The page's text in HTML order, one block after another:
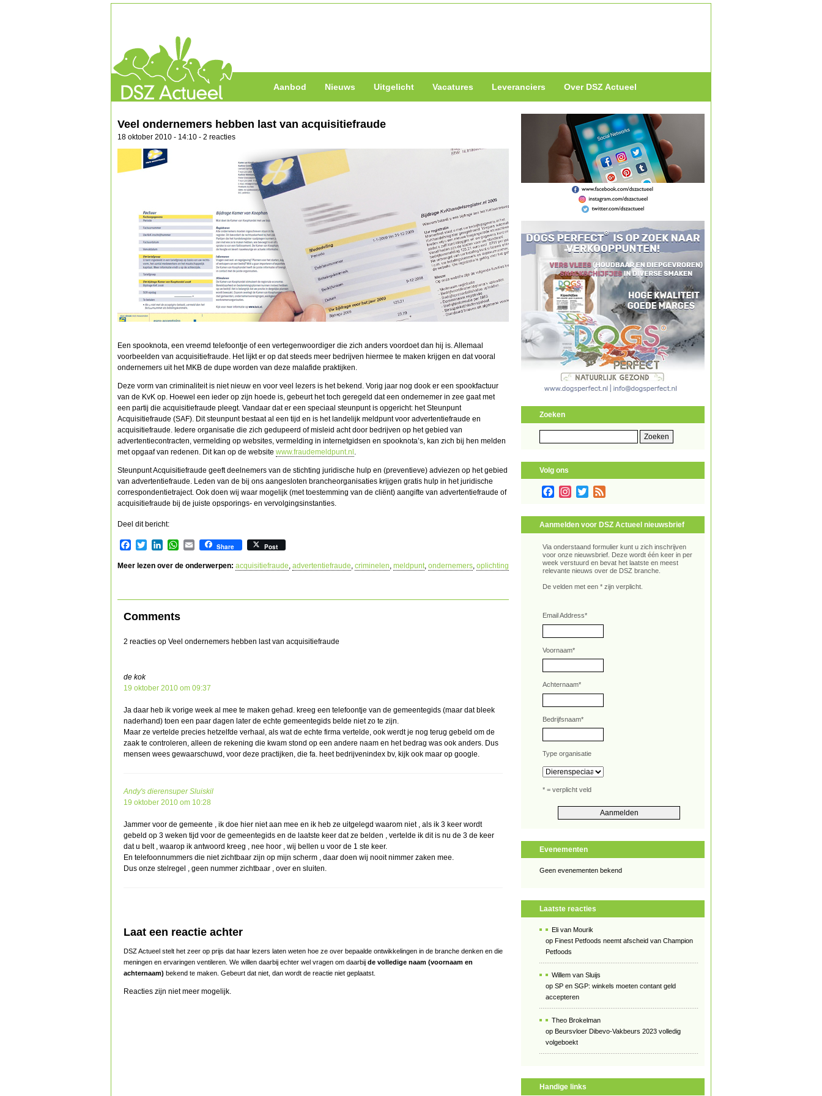
Aanbod Nieuws Uitgelicht Vacatures Leveranciers Over DSZ Actueel
Veel ondernemers hebben last van acquisitiefraude
18 oktober 2010 - 14:10 - 2 reacties
Een spooknota, een vreemd telefoontje of een vertegenwoordiger die zich anders voordoet dan hij is. Allemaal
voorbeelden van acquisitiefraude. Het lijkt er op dat steeds meer bedrijven hiermee te maken krijgen en dat vooral
ondernemers uit het MKB de dupe worden van deze malafide praktijken.
Deze vorm van criminaliteit is niet nieuw en voor veel lezers is het bekend. Vorig jaar nog dook er een spookfactuur
van de KvK op. Hoewel een ieder op zijn hoede is, gebeurt het toch geregeld dat een ondernemer in zee gaat met
een partij die acquisitiefraude pleegt. Vandaar dat er een speciaal steunpunt is opgericht: het Steunpunt
Acquisitiefraude (SAF). Dit steunpunt bestaat al een tijd en is het landelijk meldpunt voor advertentiefraude en
acquisitiefraude. Iedere organisatie die zich gedupeerd of misleid acht door bedrijven op het gebied van
advertentiecontracten, vermelding op websites, vermelding in internetgidsen en spooknota’s, kan zich bij hen melden
met opgaaf van redenen. Dit kan op de website www.fraudemeldpunt.nl .
Steunpunt Acquisitiefraude geeft deelnemers van de stichting juridische hulp en (preventieve) adviezen op het gebied
van advertentiefraude. Leden van de bij ons aangesloten brancheorganisaties krijgen gratis hulp in het juridische
correspondentietraject. Ook doen wij waar mogelijk (met toestemming van de cliënt) aangifte van advertentiefraude of
acquisitiefraude bij de juiste opsporings- en vervolgingsinstanties.
Deel dit bericht:
Facebook
TwitterLinkedInWhatsApp
EmailShare Post
Meer lezen over de onderwerpen: acquisitiefraude, advertentiefraude, criminelen, meldpunt, ondernemers, oplichting
Comments
2 reacties op Veel ondernemers hebben last van acquisitiefraude
de kok
19 oktober 2010 om 09:37
Ja daar heb ik vorige week al mee te maken gehad. kreeg een telefoontje van de gemeentegids (maar dat bleek
naderhand) toen een paar dagen later de echte gemeentegids belde niet zo te zijn.
Maar ze vertelde precies hetzelfde verhaal, als wat de echte firma vertelde, ook werdt je nog terug gebeld om de
zaak te controleren, alleen de rekening die kwam stond op een andere naam en het bedrag was ook anders. Dus
mensen wees gewaarschuwd, voor deze practijken, die fa. heet bedrijvenindex bv, kijk ook maar op google.
Andy's dierensuper Sluiskil
19 oktober 2010 om 10:28
Jammer voor de gemeente , ik doe hier niet aan mee en ik heb ze uitgelegd waarom niet , als ik 3 keer wordt
gebeld op 3 weken tijd voor de gemeentegids en de laatste keer dat ze belden , vertelde ik dit is nu de 3 de keer
dat u belt , waarop ik antwoord kreeg , nee hoor , wij bellen u voor de 1 ste keer.
En telefoonnummers die niet zichtbaar zijn op mijn scherm , daar doen wij nooit nimmer zaken mee.
Dus onze stelregel , geen nummer zichtbaar , over en sluiten.
Laat een reactie achter
DSZ Actueel stelt het zeer op prijs dat haar lezers laten weten hoe ze over bepaalde ontwikkelingen in de branche denken en die
meningen en ervaringen ventileren. We willen daarbij echter wel vragen om daarbij de volledige naam (voornaam en
achternaam) bekend te maken. Gebeurt dat niet, dan wordt de reactie niet geplaatst.
Reacties zijn niet meer mogelijk.
Zoeken
naar:
Volg ons
FacebookInstagram
Twitter
Aanmelden voor DSZ Actueel nieuwsbrief
Via onderstaand formulier kunt u zich inschrijven
voor onze nieuwsbrief. Deze wordt één keer in per
week verstuurd en bevat het laatste en meest
relevante nieuws over de DSZ branche.
De velden met een * zijn verplicht.
Email Address*
Voornaam*
Achternaam*
Bedrijfsnaam*
Type organisatie
* = verplicht veld
Evenementen
Geen evenementen bekend
Laatste reacties
Eli van Mourik
op Finest Petfoods neemt afscheid van Champion
Petfoods
Willem van Sluijs
op SP en SGP: winkels moeten contant geld
accepteren
Theo Brokelman
op Beursvloer Dibevo-Vakbeurs 2023 volledig
volgeboekt
Handige links